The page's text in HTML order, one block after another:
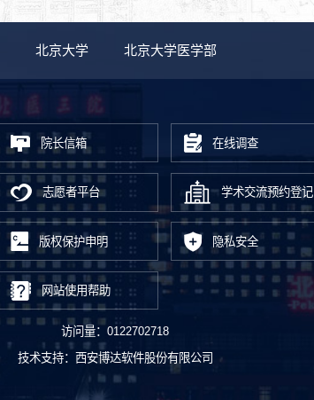
北京大学 北京大学医学部
院长信箱 在线调查
志愿者平台 学术交流预约登记
版权保护申明 隐私安全
网站使用帮助
访问量： 0122702718
技术支持： 西安博达软件股份有限公司